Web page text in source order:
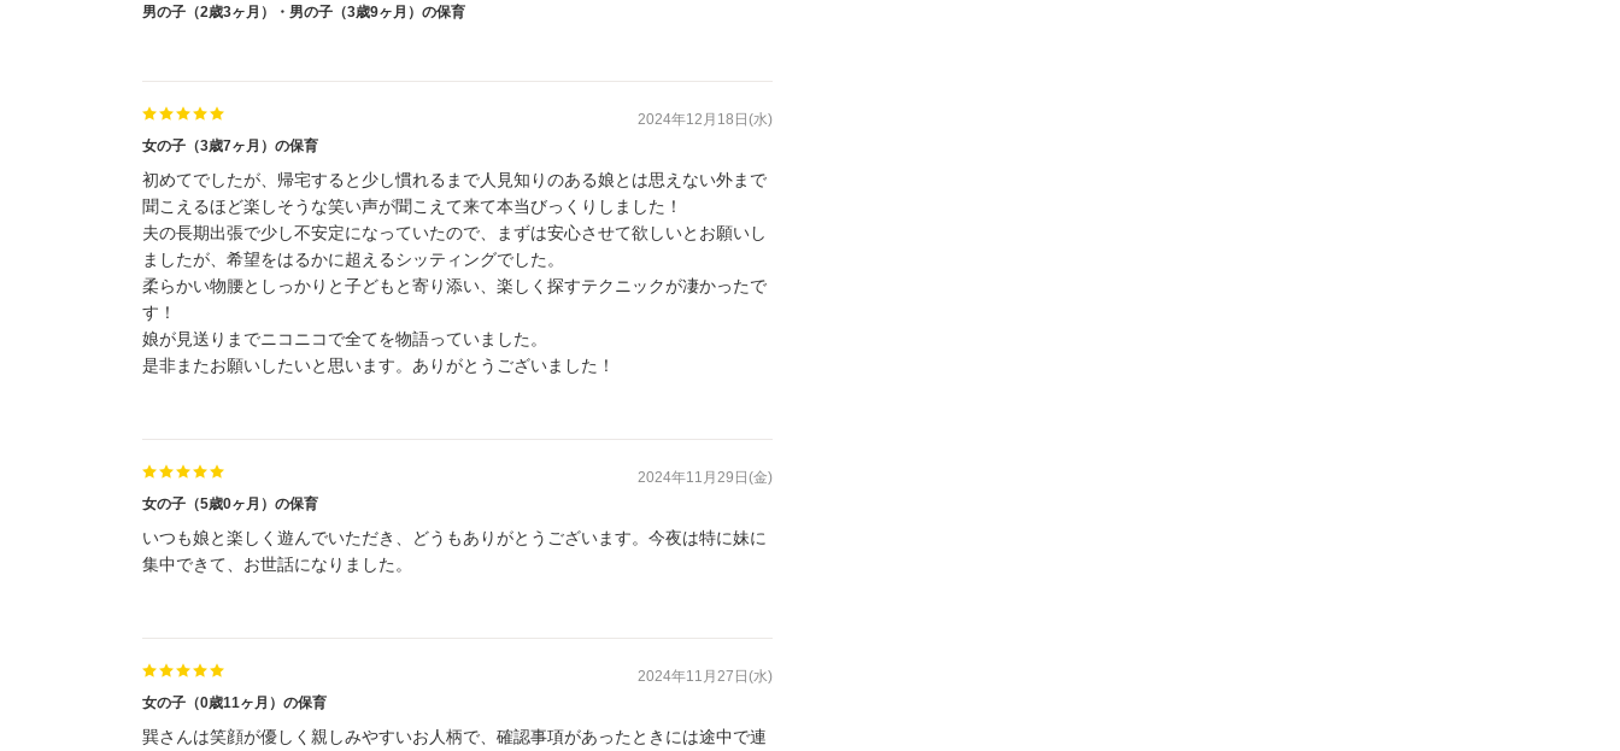
男の子（2歳3ヶ月）・男の子（3歳9ヶ月）の保育
2024年12月18日(水)
女の子（3歳7ヶ月）の保育
初めてでしたが、帰宅すると少し慣れるまで人見知りのある娘とは思えない外まで
聞こえるほど楽しそうな笑い声が聞こえて来て本当びっくりしました！
夫の長期出張で少し不安定になっていたので、まずは安心させて欲しいとお願いし
ましたが、希望をはるかに超えるシッティングでした。
柔らかい物腰としっかりと子どもと寄り添い、楽しく探すテクニックが凄かったで
す！
娘が見送りまでニコニコで全てを物語っていました。
是非またお願いしたいと思います。ありがとうございました！
2024年11月29日(金)
女の子（5歳0ヶ月）の保育
いつも娘と楽しく遊んでいただき、どうもありがとうございます。今夜は特に妹に
集中できて、お世話になりました。
2024年11月27日(水)
女の子（0歳11ヶ月）の保育
巽さんは笑顔が優しく親しみやすいお人柄で、確認事項があったときには途中で連